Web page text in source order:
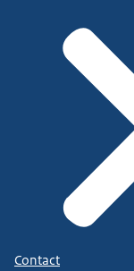
Contact